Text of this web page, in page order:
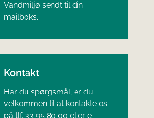
Vandmiljø sendt til din
mailboks.
Kontakt
Har du spørgsmål, er du
velkommen til at kontakte os
på tlf. 33 95 80 00 eller e-